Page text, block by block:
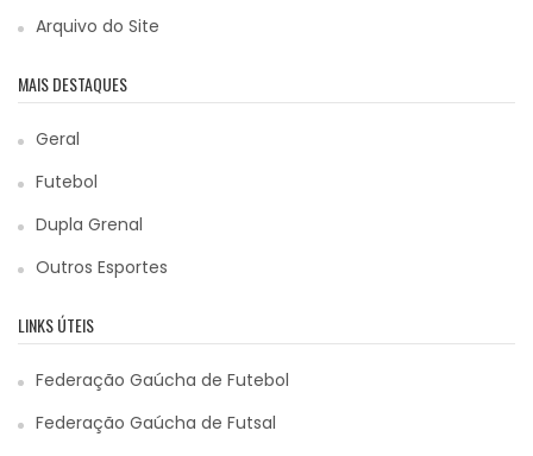
Arquivo do Site
MAIS DESTAQUES
Geral
Futebol
Dupla Grenal
Outros Esportes
LINKS ÚTEIS
Federação Gaúcha de Futebol
Federação Gaúcha de Futsal